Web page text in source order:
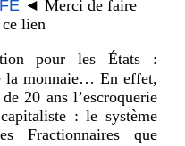
◄ Merci de faire
lien
pour les États :
la monnaie… En effet,
20 ans l’escroquerie
: le système
Fractionnaires que